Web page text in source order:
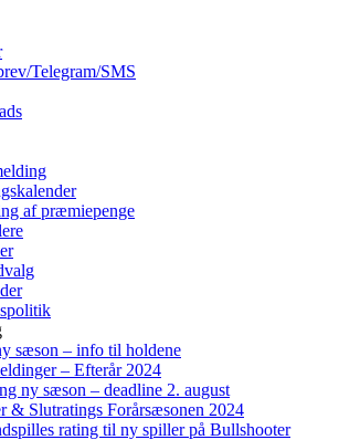
Telegram/SMS
af præmiepenge
sæson – info til holdene
– Efterår 2024
ny sæson – deadline 2. august
& Slutratings Forårsæsonen 2024
rating til ny spiller på Bullshooter